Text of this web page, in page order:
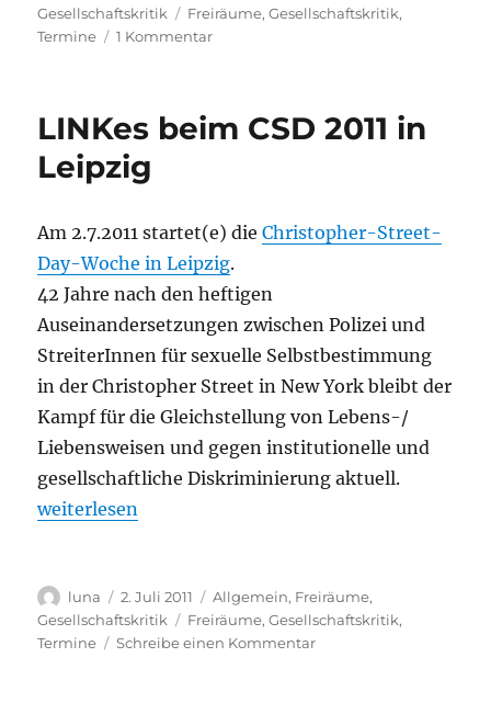
am
Gesellschaftskritik
Schlagwörter
Freiräume,Gesellschaftskritik,
Termine
1 Kommentarzu
2011
23.7.11
LINKes beim CSD 2011 in
Leipzig
Am 2.7.2011 startet(e) dieChristopher-Street-
Day-Woche in Leipzig.
42 Jahre nach den heftigen
Auseinandersetzungen zwischen Polizei und
StreiterInnen für sexuelle Selbstbestimmung
in der Christopher Street in New York bleibt der
Kampf für die Gleichstellung von Lebens-/
Liebensweisen und gegen institutionelle und
gesellschaftliche Diskriminierung aktuell.
„LINKes beim CSD 2011 in Leipzig“
weiterlesen
Autor
luna
Veröffentlicht
am
2. Juli 2011 Kategorien
Allgemein, Freiräume,
Gesellschaftskritik
Schlagwörter
Freiräume,Gesellschaftskritik,
Termine
Schreibe einen Kommentarzu